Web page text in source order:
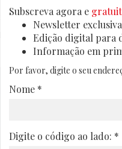
pretende
acompanhar
Subscreva agora e
Newsletter
Edição digital para
Informação em
Por favor, digite o seu
Nome *
Digite o código ao lado: *